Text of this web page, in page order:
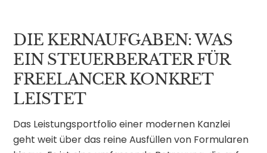
DIE KERNAUFGABEN: WAS
EIN STEUERBERATER FÜR
FREELANCER KONKRET
LEISTET
Das Leistungsportfolio einer modernen Kanzlei
geht weit über das reine Ausfüllen von Formularen